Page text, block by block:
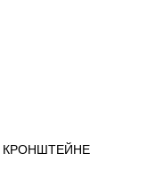
КРОНШТЕЙНЕ